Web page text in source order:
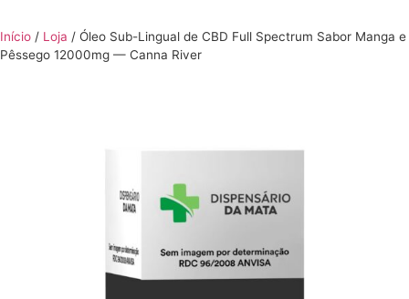
Início / Loja / Óleo Sub-Lingual de CBD Full Spectrum Sabor Manga e
Pêssego 12000mg — Canna River